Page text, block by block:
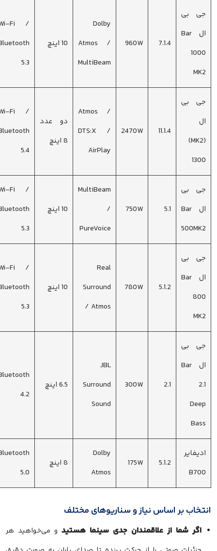
جی بی
ال Bar
1000
MK2
7.1.4
960W
Dolby
Atmos /
MultiBeam
Wi-Fi /
Bluetooth
5.3
جی بی
(MK2)
1300
11.1.4
2470W
Atmos /
DTS:X /
AirPlay
دو عدد
Wi-Fi /
Bluetooth
5.4
جی بی
ال Bar
500MK2
750W
MultiBeam
PureVoice
Wi-Fi /
Bluetooth
5.3
جی بی
ال Bar
800
MK2
5.1.2
780W
Real
Surround
/ Atmos
Wi-Fi /
Bluetooth
5.3
جی بی
ال Bar
Deep
Bass
300W
JBL
Surround
Sound
6.5 اینچ
Bluetooth
4.2
ادیفایر
B700
5.1.2
175W
Dolby
Atmos
Bluetooth
5.0
بر اساس نیاز و سناریوهای مختلف
اگر شما از علاقمندان جدی سینما هستیدو می‌خواهید هر